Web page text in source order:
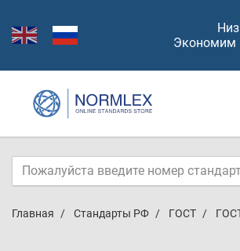
Экономим
Главная Стандарты РФ ГОСТ